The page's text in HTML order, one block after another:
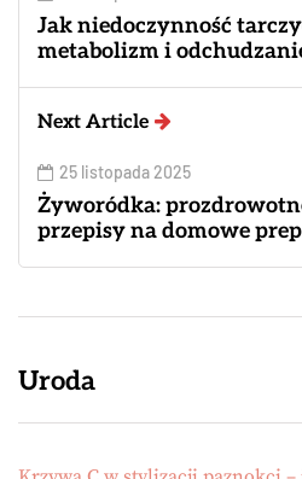
Jak niedoczynność
metabolizm i
Next Article
25 listopada 2025
Żyworódka:
przepisy na domowe
Uroda